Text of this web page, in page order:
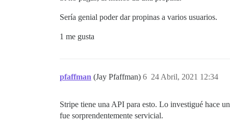
Sería genial poder dar propinas a varios usuarios.
1 me gusta
pfaffman (Jay Pfaffman) 24 Abril, 2021 12:34
6
Stripe tiene una API para esto. Lo investigué hace
fue sorprendentemente servicial.